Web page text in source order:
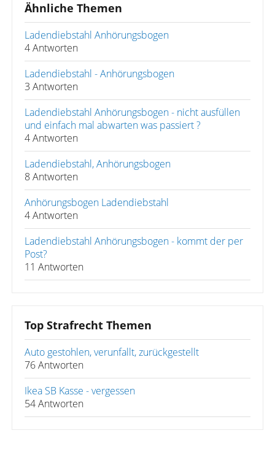
Ähnliche Themen
Ladendiebstahl Anhörungsbogen
4 Antworten
Ladendiebstahl - Anhörungsbogen
3 Antworten
Ladendiebstahl Anhörungsbogen - nicht ausfüllen
und einfach mal abwarten was passiert ?
4 Antworten
Ladendiebstahl, Anhörungsbogen
8 Antworten
Anhörungsbogen Ladendiebstahl
4 Antworten
Ladendiebstahl Anhörungsbogen - kommt der per
Post?
11 Antworten
Top Strafrecht Themen
Auto gestohlen, verunfallt, zurückgestellt
76 Antworten
Ikea SB Kasse - vergessen
54 Antworten